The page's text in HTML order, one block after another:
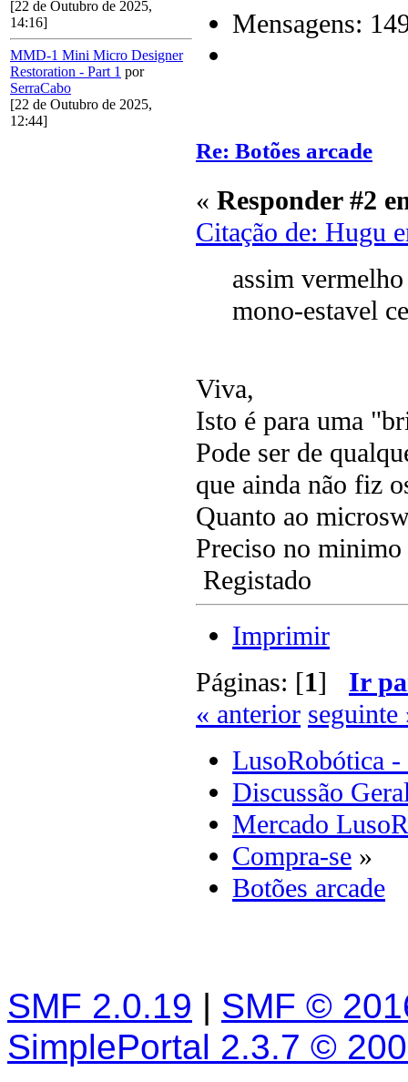
[22 de Outubro de 2025,
14:16]
MMD-1 Mini Micro Designer
Restoration - Part 1 por
SerraCabo
[22 de Outubro de 2025,
12:44]
Mensagens:
Re: Botões arcade
« Responder #2
Citação de: Hugu
assim
mono-estavel
Viva,
Isto é para uma
Pode ser de
que ainda não fiz
Quanto ao
Preciso no minimo
Registado
Imprimir
Páginas: [1] Ir
« anterior seguinte
LusoRobótica -
Discussão
Mercado
Compra-se »
Botões arcade
SMF 2.0.19 | SMF ©
SimplePortal 2.3.7 ©